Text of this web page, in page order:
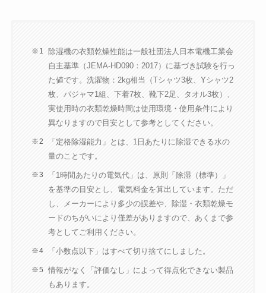
除湿機の衣類乾燥性能は一般社団法人日本電機工業会
自主基準（JEMA-HD090：2017）に基づき試験を行っ
た値です。洗濯物：2kg相当（Tシャツ3枚、Yシャツ2
枚、パジャマ1組、下着7枚、靴下2足、タオル3枚）、
実使用時の衣類乾燥時間は使用環境・使用条件により
異なりますので目安として参考としてください。
「定格除湿能力」とは、1日あたりに除湿できる水の
量のことです。
「1時間あたりの電気代」は、原則「除湿（標準）」
を基準の目安とし、電気料金を算出しています。ただ
し、メーカーにより多少の誤差や、除湿・衣類乾燥モ
ードのちがいにより僅差がありますので、あくまで参
考としてご利用ください。
「小数点以下」はすべて切り捨てにしました。
情報がなく「評価なし」によって得点化できない製品
もあります。